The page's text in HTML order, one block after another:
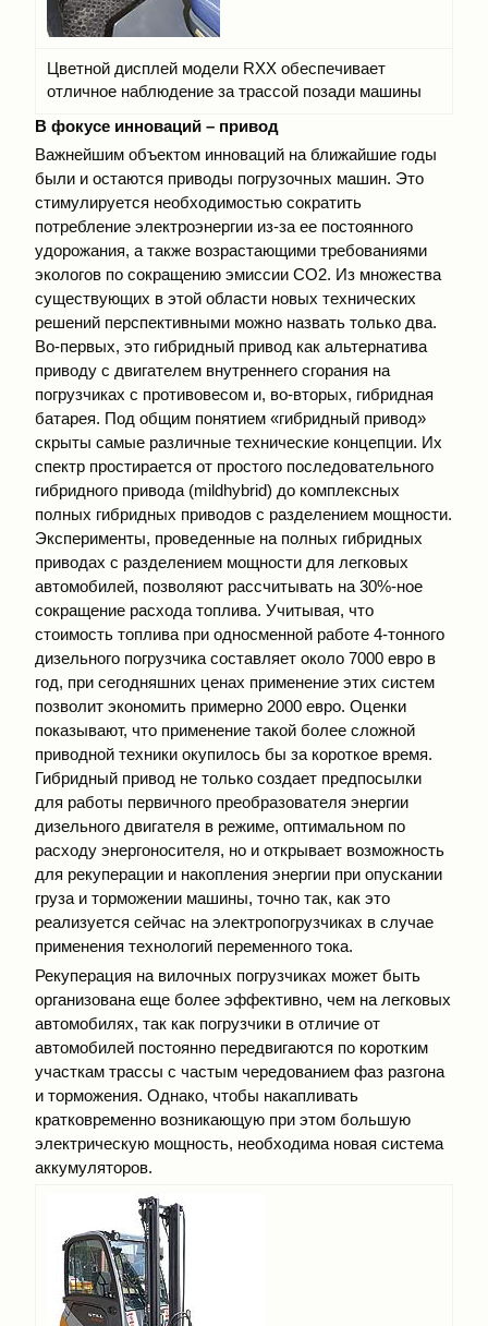
Цветной дисплей модели RXX обеспечивает
отличное наблюдение за трассой позади машины
В фокусе инноваций – привод
Важнейшим объектом инноваций на ближайшие годы
были и остаются приводы погрузочных машин. Это
стимулируется необходимостью сократить
потребление электроэнергии из-за ее постоянного
удорожания, а также возрастающими требованиями
экологов по сокращению эмиссии СO2. Из множества
существующих в этой области новых технических
решений перспективными можно назвать только два.
Во-первых, это гибридный привод как альтернатива
приводу с двигателем внутреннего сгорания на
погрузчиках с противовесом и, во-вторых, гибридная
батарея. Под общим понятием «гибридный привод»
скрыты самые различные технические концепции. Их
спектр простирается от простого последовательного
гибридного привода (mildhуbrid) до комплексных
полных гибридных приводов с разделением мощности.
Эксперименты, проведенные на полных гибридных
приводах с разделением мощности для легковых
автомобилей, позволяют рассчитывать на 30%-ное
сокращение расхода топлива. Учитывая, что
стоимость топлива при односменной работе 4-тонного
дизельного погрузчика составляет около 7000 евро в
год, при сегодняшних ценах применение этих систем
позволит экономить примерно 2000 евро. Оценки
показывают, что применение такой более сложной
приводной техники окупилось бы за короткое время.
Гибридный привод не только создает предпосылки
для работы первичного преобразователя энергии
дизельного двигателя в режиме, оптимальном по
расходу энергоносителя, но и открывает возможность
для рекуперации и накопления энергии при опускании
груза и торможении машины, точно так, как это
реализуется сейчас на электропогрузчиках в случае
применения технологий переменного тока.
Рекуперация на вилочных погрузчиках может быть
организована еще более эффективно, чем на легковых
автомобилях, так как погрузчики в отличие от
автомобилей постоянно передвигаются по коротким
участкам трассы с частым чередованием фаз разгона
и торможения. Однако, чтобы накапливать
кратковременно возникающую при этом большую
электрическую мощность, необходима новая система
аккумуляторов.